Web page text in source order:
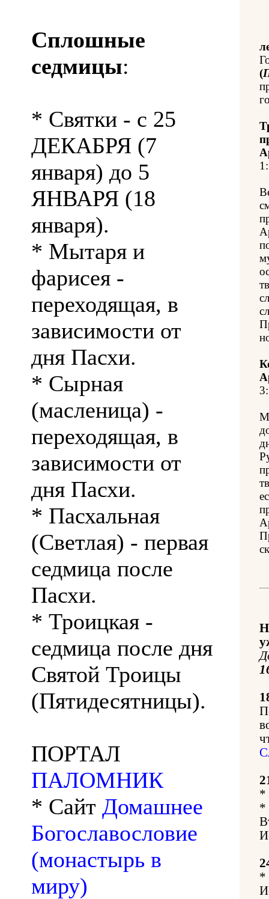
Сплошные
седмицы:
* Святки - с 25
ДЕКАБРЯ (7
января) до 5
ЯНВАРЯ (18
января).
* Мытаря и
фарисея -
переходящая, в
зависимости от
дня Пасхи.
* Сырная
(масленица) -
переходящая, в
зависимости от
дня Пасхи.
* Пасхальная
(Светлая) - первая
седмица после
Пасхи.
* Троицкая -
седмица после дня
Святой Троицы
(Пятидесятницы).
ПОРТАЛ
ПАЛОМНИК
* Сайт Домашнее
Богославословие
(монастырь в
миру)
(
1:
3:
*
*
*